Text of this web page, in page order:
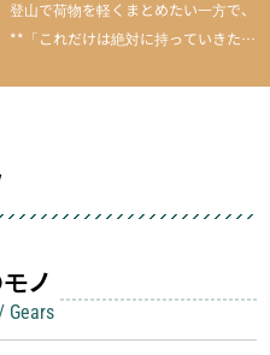
登山で荷物を軽くまとめたい一方で、
**「これだけは絶対に持っていきた
ノ
Gears